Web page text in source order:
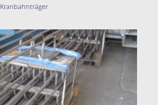
Kranbahnträger